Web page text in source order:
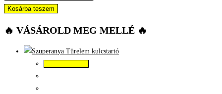
Kosárba teszem
🔥 VÁSÁROLD MEG MELLÉ 🔥